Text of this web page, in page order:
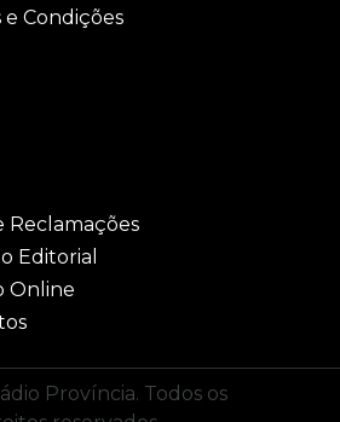
e Condições
Reclamações
Editorial
Online
Província. Todos os